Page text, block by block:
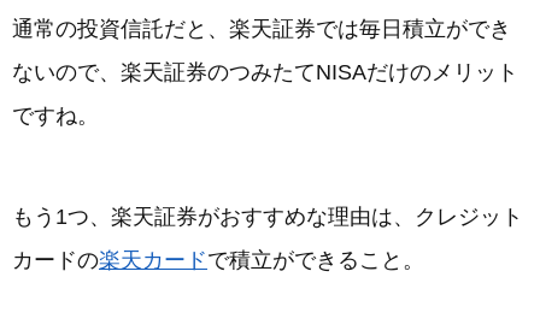
通常の投資信託だと、楽天証券では毎日積立ができ
ないので、楽天証券のつみたてNISAだけのメリット
ですね。
もう1つ、楽天証券がおすすめな理由は、クレジット
カードの楽天カードで積立ができること。